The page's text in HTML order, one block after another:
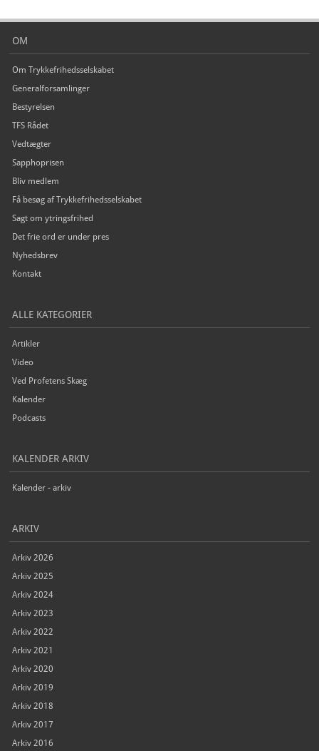
OM
Om Trykkefrihedsselskabet
Generalforsamlinger
Bestyrelsen
TFS Rådet
Vedtægter
Sapphoprisen
Bliv medlem
Få besøg af Trykkefrihedsselskabet
Sagt om ytringsfrihed
Det frie ord er under pres
Nyhedsbrev
Kontakt
ALLE KATEGORIER
Artikler
Video
Ved Profetens Skæg
Kalender
Podcasts
KALENDER ARKIV
Kalender - arkiv
ARKIV
Arkiv 2026
Arkiv 2025
Arkiv 2024
Arkiv 2023
Arkiv 2022
Arkiv 2021
Arkiv 2020
Arkiv 2019
Arkiv 2018
Arkiv 2017
Arkiv 2016